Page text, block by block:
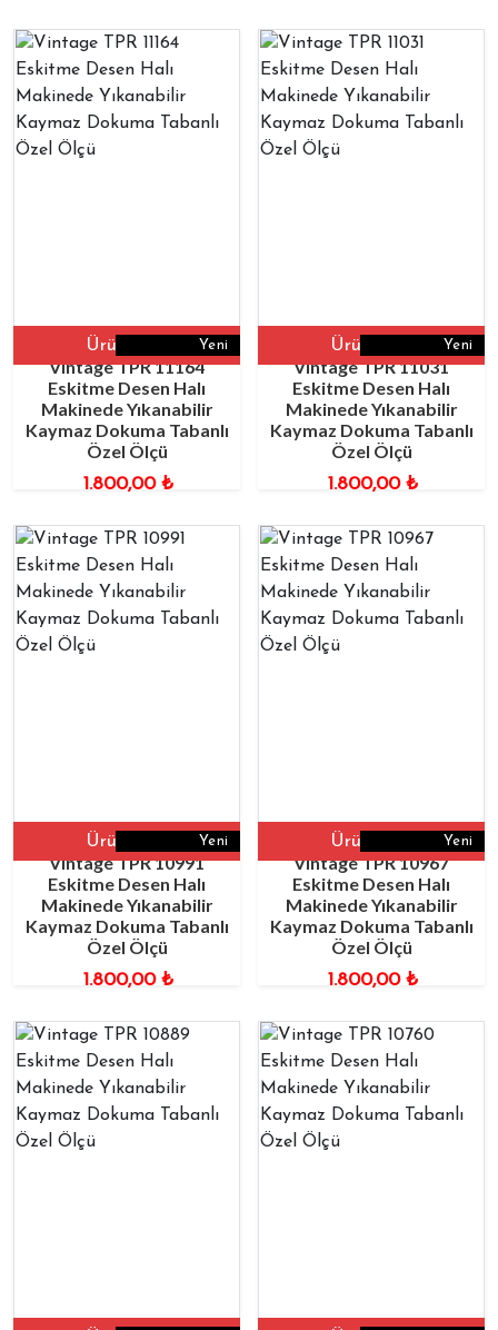
Yeni
Ürüne Git
Vintage TPR 11164
Eskitme Desen Halı
Makinede Yıkanabilir
Kaymaz Dokuma Tabanlı
Özel Ölçü
1.800,00 ₺
Yeni
Ürüne Git
Vintage TPR 11031
Eskitme Desen Halı
Makinede Yıkanabilir
Kaymaz Dokuma Tabanlı
Özel Ölçü
1.800,00 ₺
Yeni
Ürüne Git
Vintage TPR 10991
Eskitme Desen Halı
Makinede Yıkanabilir
Kaymaz Dokuma Tabanlı
Özel Ölçü
1.800,00 ₺
Yeni
Ürüne Git
Vintage TPR 10967
Eskitme Desen Halı
Makinede Yıkanabilir
Kaymaz Dokuma Tabanlı
Özel Ölçü
1.800,00 ₺